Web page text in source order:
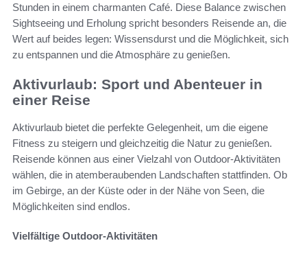
Stunden in einem charmanten Café. Diese Balance zwischen
Sightseeing und Erholung spricht besonders Reisende an, die
Wert auf beides legen: Wissensdurst und die Möglichkeit, sich
zu entspannen und die Atmosphäre zu genießen.
Aktivurlaub: Sport und Abenteuer in
einer Reise
Aktivurlaub bietet die perfekte Gelegenheit, um die eigene
Fitness zu steigern und gleichzeitig die Natur zu genießen.
Reisende können aus einer Vielzahl von Outdoor-Aktivitäten
wählen, die in atemberaubenden Landschaften stattfinden. Ob
im Gebirge, an der Küste oder in der Nähe von Seen, die
Möglichkeiten sind endlos.
Vielfältige Outdoor-Aktivitäten